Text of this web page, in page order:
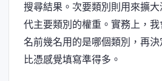
搜尋結果。次要類別則用來擴
代主要類別的權重。實務上，
名前幾名用的是哪個類別，再
比憑感覺填寫準得多。